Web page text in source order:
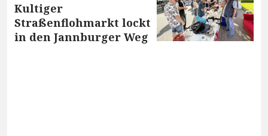
Kultiger
Straßenflohmarkt lockt
in den Jannburger Weg